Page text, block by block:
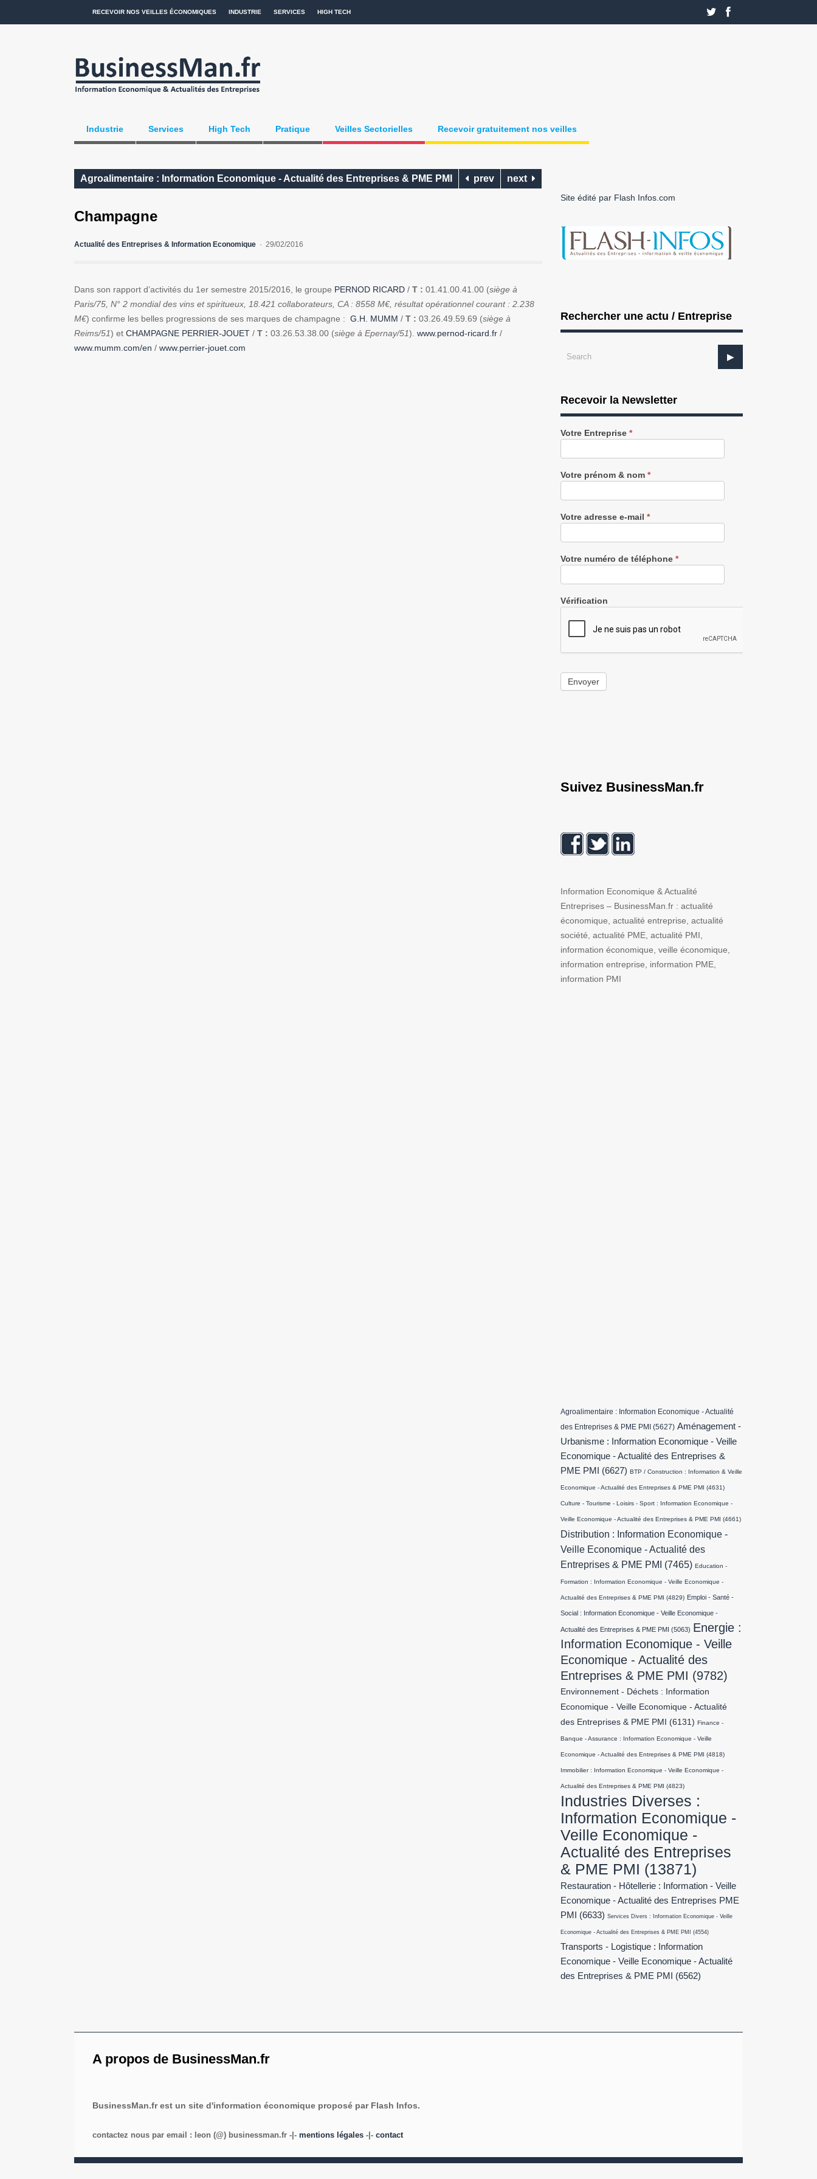
RECEVOIR NOS VEILLES ÉCONOMIQUES INDUSTRIE SERVICES HIGH TECH
Industrie Services High Tech Pratique Veilles Sectorielles Recevoir gratuitement nos veilles
Agroalimentaire : Information Economique - Actualité des Entreprises & PME PMI prev next
Champagne
Actualité des Entreprises & Information Economique 29/02/2016
Dans son rapport d’activités du 1er semestre 2015/2016, le groupe PERNOD RICARD / T : 01.41.00.41.00 (siège à
Paris/75, N° 2 mondial des vins et spiritueux, 18.421 collaborateurs, CA : 8558 M€, résultat opérationnel courant : 2.238
M€) confirme les belles progressions de ses marques de champagne : G.H. MUMM / T : 03.26.49.59.69 (siège à
Reims/51) et CHAMPAGNE PERRIER-JOUET / T : 03.26.53.38.00 (siège à Epernay/51). www.pernod-ricard.fr /
www.mumm.com/en / www.perrier-jouet.com
Site édité par Flash Infos.com
Rechercher une actu / Entreprise
Recevoir la Newsletter
Recevez
notre
gratuitement
Votre Entreprise *
Votre prénom & nom *
Votre adresse e-mail *
Votre numéro de téléphone *
Vérification
Envoyer
Suivez BusinessMan.fr
Information Economique & Actualité
Entreprises – BusinessMan.fr : actualité
économique, actualité entreprise, actualité
société, actualité PME, actualité PMI,
information économique, veille économique,
information entreprise, information PME,
information PMI
Agroalimentaire : Information Economique - Actualité
des Entreprises & PME PMI (5627) Aménagement -
Urbanisme : Information Economique - Veille
Economique - Actualité des Entreprises &
PME PMI
(6627) BTP / Construction : Information & Veille
Economique - Actualité des Entreprises & PME PMI (4631)
Culture - Tourisme - Loisirs - Sport : Information Economique -
Veille Economique - Actualité des Entreprises & PME PMI (4661)
Distribution : Information Economique -
Veille Economique - Actualité des
Entreprises & PME PMI (7465) Education -
Formation : Information Economique - Veille Economique -
Actualité des Entreprises & PME PMI (4829) Emploi - Santé -
Social : Information Economique - Veille Economique -
Actualité des Entreprises & PME PMI (5063) Energie :
Information Economique - Veille
Economique - Actualité des
Entreprises & PME PMI (9782)
Environnement - Déchets : Information
Economique - Veille Economique - Actualité
des Entreprises & PME PMI
(6131) Finance -
Banque - Assurance : Information Economique - Veille
Economique - Actualité des Entreprises & PME PMI (4818)
Immobilier : Information Economique - Veille Economique -
Actualité des Entreprises & PME PMI (4823)
Industries Diverses :
Information Economique -
Veille Economique -
Actualité des Entreprises
& PME PMI (13871)
Restauration - Hôtellerie : Information - Veille
Economique - Actualité des Entreprises PME
PMI
(6633) Services Divers : Information Economique - Veille
Economique - Actualité des Entreprises & PME PMI (4554)
Transports - Logistique : Information
Economique - Veille Economique - Actualité
des Entreprises & PME PMI
(6562)
A propos de BusinessMan.fr
BusinessMan.fr est un site d'information économique proposé par Flash Infos.
contactez nous par email : leon (@) businessman.fr -|- mentions légales -|- contact